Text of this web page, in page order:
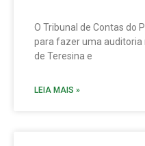
O Tribunal de Contas do
para fazer uma auditoria
de Teresina e
LEIA MAIS »